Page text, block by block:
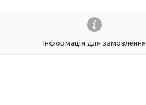
Інформація для замовлення